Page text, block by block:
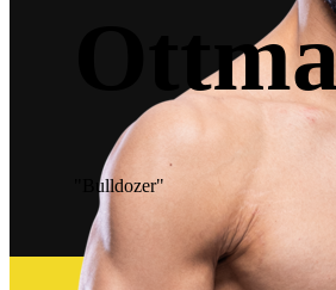
"Bulldozer"